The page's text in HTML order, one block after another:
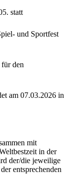
statt
und Sportfest
den
am 07.03.2026 in
mit
in der
der/die jeweilige
entsprechenden